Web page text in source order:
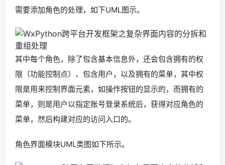
需要添加角色的处理，如下UML图示。
其中每个角色，除了包含基本信息外，还会包含拥有的权
限（功能控制点）、包含用户，以及拥有的菜单，其中权
限是用来控制界面元素，如操作按钮的显示的，而拥有的
菜单，则是用户以指定账号登录系统后，获得对应角色的
菜单，然后构建对应的访问入口的。
角色界面模块UML类图如下所示。